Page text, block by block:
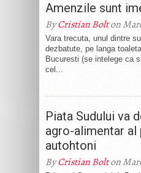
Amenzile sunt
ByCristian Bolton
Vara trecuta, unul dintre
dezbatute, pe langa
Bucuresti (se intelege ca
cel...
Piata Sudului va
agro-alimentar
autohtoni
ByCristian Bolton